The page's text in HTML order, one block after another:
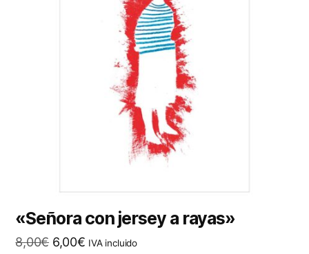
«Señora con jersey a rayas»
8,00€ El
6,00€ElIVA incluido